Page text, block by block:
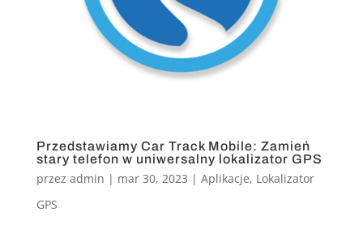
Przedstawiamy Car Track Mobile: Zamień
stary telefon w uniwersalny lokalizator GPS
przez admin | mar 30, 2023 | Aplikacje, Lokalizator
GPS